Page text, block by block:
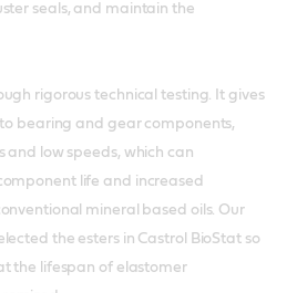
seals, and maintain the
rigorous technical testing. It gives
bearing and gear components,
low speeds, which can
life and increased
mineral based oils. Our
the esters in Castrol BioStat so
the lifespan of elastomer